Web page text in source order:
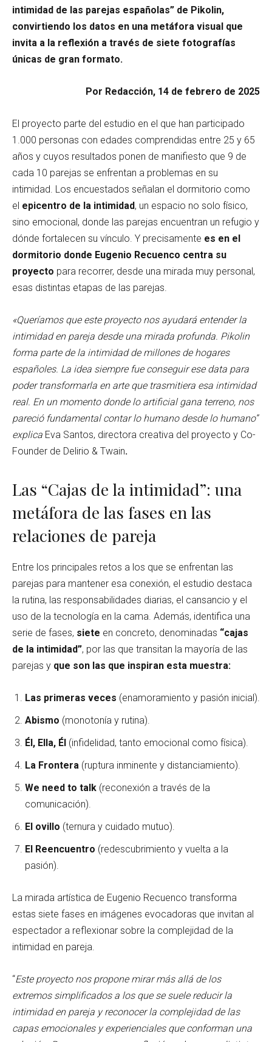
intimidad de las parejas españolas” de Pikolin,
convirtiendo los datos en una metáfora visual que
invita a la reflexión a través de siete fotografías
únicas de gran formato.
Por Redacción, 14 de febrero de 2025
El proyecto parte del estudio en el que han participado
1.000 personas con edades comprendidas entre 25 y 65
años y cuyos resultados ponen de manifiesto que 9 de
cada 10 parejas se enfrentan a problemas en su
intimidad. Los encuestados señalan el dormitorio como
el epicentro de la intimidad, un espacio no solo físico,
sino emocional, donde las parejas encuentran un refugio y
dónde fortalecen su vínculo. Y precisamente es en el
dormitorio donde Eugenio Recuenco centra su
proyecto para recorrer, desde una mirada muy personal,
esas distintas etapas de las parejas.
«Queríamos que este proyecto nos ayudará entender la
intimidad en pareja desde una mirada profunda. Pikolin
forma parte de la intimidad de millones de hogares
españoles. La idea siempre fue conseguir ese data para
poder transformarla en arte que trasmitiera esa intimidad
real. En un momento donde lo artificial gana terreno, nos
pareció fundamental contar lo humano desde lo humano”
explica Eva Santos, directora creativa del proyecto y Co-
Founder de Delirio & Twain.
Las “Cajas de la intimidad”: una
metáfora de las fases en las
relaciones de pareja
Entre los principales retos a los que se enfrentan las
parejas para mantener esa conexión, el estudio destaca
la rutina, las responsabilidades diarias, el cansancio y el
uso de la tecnología en la cama. Además, identifica una
serie de fases, siete en concreto, denominadas “cajas
de la intimidad”, por las que transitan la mayoría de las
parejas y que son las que inspiran esta muestra:
Las primeras veces (enamoramiento y pasión inicial).
Abismo (monotonía y rutina).
Él, Ella, Él (infidelidad, tanto emocional como física).
La Frontera (ruptura inminente y distanciamiento).
We need to talk (reconexión a través de la
comunicación).
El ovillo (ternura y cuidado mutuo).
El Reencuentro (redescubrimiento y vuelta a la
pasión).
La mirada artística de Eugenio Recuenco transforma
estas siete fases en imágenes evocadoras que invitan al
espectador a reflexionar sobre la complejidad de la
intimidad en pareja.
“Este proyecto nos propone mirar más allá de los
extremos simplificados a los que se suele reducir la
intimidad en pareja y reconocer la complejidad de las
capas emocionales y experienciales que conforman una